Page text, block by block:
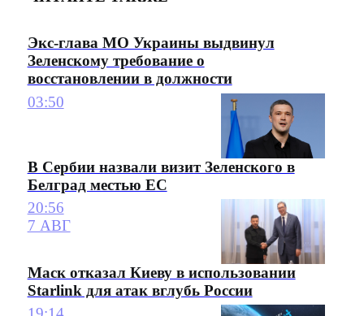
Экс-глава МО Украины выдвинул
Зеленскому требование о
восстановлении в должности
03:50
В Сербии назвали визит Зеленского в
Белград местью ЕС
20:56
7 АВГ
Маск отказал Киеву в использовании
Starlink для атак вглубь России